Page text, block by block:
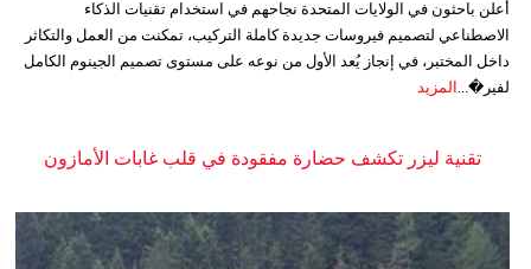
أعلن باحثون في الولايات المتحدة نجاحهم في استخدام تقنيات الذكاء
الاصطناعي لتصميم فيروسات جديدة كاملة التركيب، تمكنت من العمل والتكاثر
داخل المختبر، في إنجاز يُعد الأول من نوعه على مستوى تصميم الجينوم الكامل
لفير�... المزيد
تقنية ليزر تكشف حضارة مفقودة في قلب غابات الأمازون